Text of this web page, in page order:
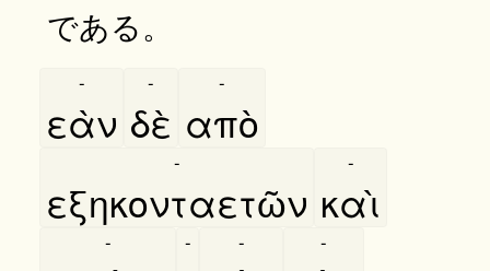
である。
εὰν
-
δὲ
-
απὸ
-
εξηκονταετῶν
-
καὶ
-
- - - -